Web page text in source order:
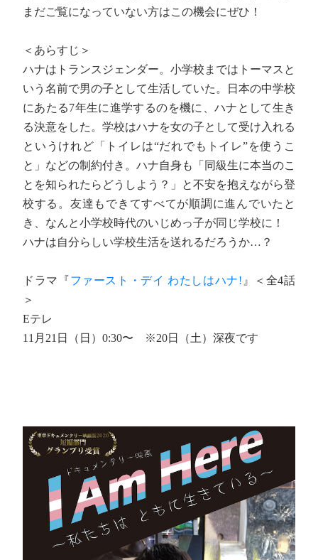
まだご覧になっていない方はこの機会にぜひ！
＜あらすじ＞
ハナはトランスジェンダー。小学校まではトーマスと
いう名前で男の子として生活していた。日本の中学校
にあたる7年生に進学するのを機に、ハナとして生き
る決意をした。学校はハナを女の子として受け入れる
というけれど「トイレは“だれでもトイレ”を使うこ
と」などの制約付き。ハナ自身も「同級生に本当のこ
とを知られたらどうしよう？」と不安を抱えながら登
校する。友達もできてすべてが順調に進んでいたと
き、なんと小学校時代のいじめっ子が同じ学校に！
ハナは自分らしい学校生活を送れるだろうか…？
ドラマ『ファースト・デイ わたしはハナ! 』＜全4話
＞
Eテレ
11月21日（日）0:30〜 ※20日（土）深夜です